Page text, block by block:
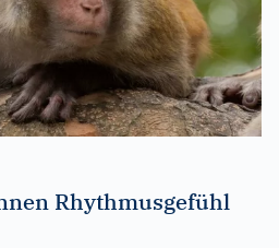
Rhythmusgefühl